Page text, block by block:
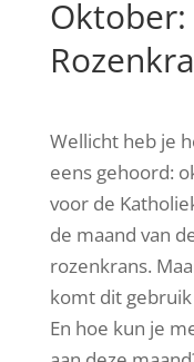
Oktober:
Wellicht heb je
eens gehoord:
voor de
de maand van
rozenkrans.
komt dit gebruik
En hoe kun je